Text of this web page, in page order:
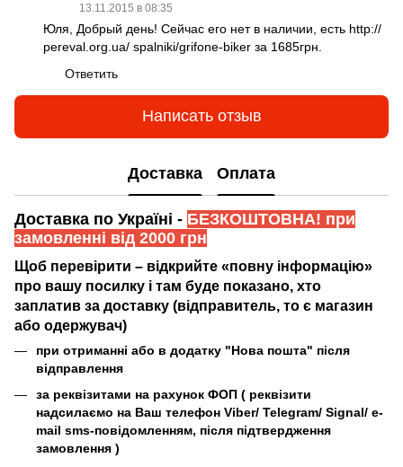
13.11.2015 в 08:35
Юля, Добрый день! Сейчас его нет в наличии, есть http://
pereval.org.ua/ spalniki/grifone-biker за 1685грн.
Ответить
Написать отзыв
Доставка Оплата
Доставка по Україні - БЕЗКОШТОВНА! при
замовленні від 2000 грн
Щоб перевірити – відкрийте «повну інформацію»
про вашу посилку і там буде показано, хто
заплатив за доставку (відправитель, то є магазин
або одержувач)
при отриманні або в додатку "Нова пошта" після
відправлення
за реквізитами на рахунок ФОП ( реквізити
надсилаємо на Ваш телефон Viber/ Telegram/ Signal/ e-
mail sms-повідомленням, після підтвердження
замовлення )